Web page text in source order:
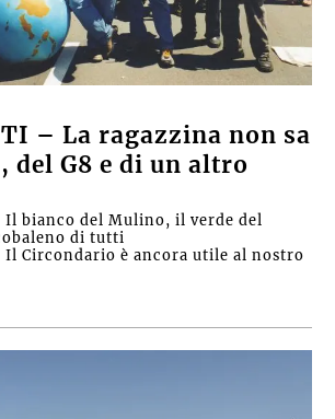
– La ragazzina non sa
del G8 e di un altro
Il bianco del Mulino, il verde del
di tutti
Il Circondario è ancora utile al nostro